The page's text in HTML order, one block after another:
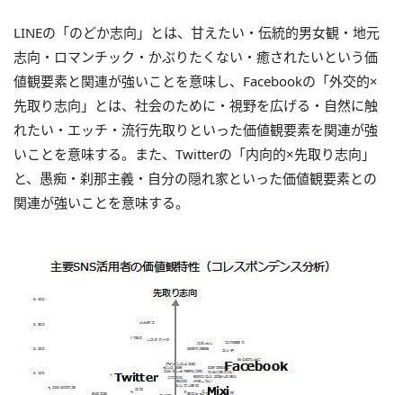
LINEの「のどか志向」とは、甘えたい・伝統的男女観・地元
志向・ロマンチック・かぶりたくない・癒されたいという価
値観要素と関連が強いことを意味し、Facebookの「外交的×
先取り志向」とは、社会のために・視野を広げる・自然に触
れたい・エッチ・流行先取りといった価値観要素を関連が強
いことを意味する。また、Twitterの「内向的×先取り志向」
と、愚痴・刹那主義・自分の隠れ家といった価値観要素との
関連が強いことを意味する。